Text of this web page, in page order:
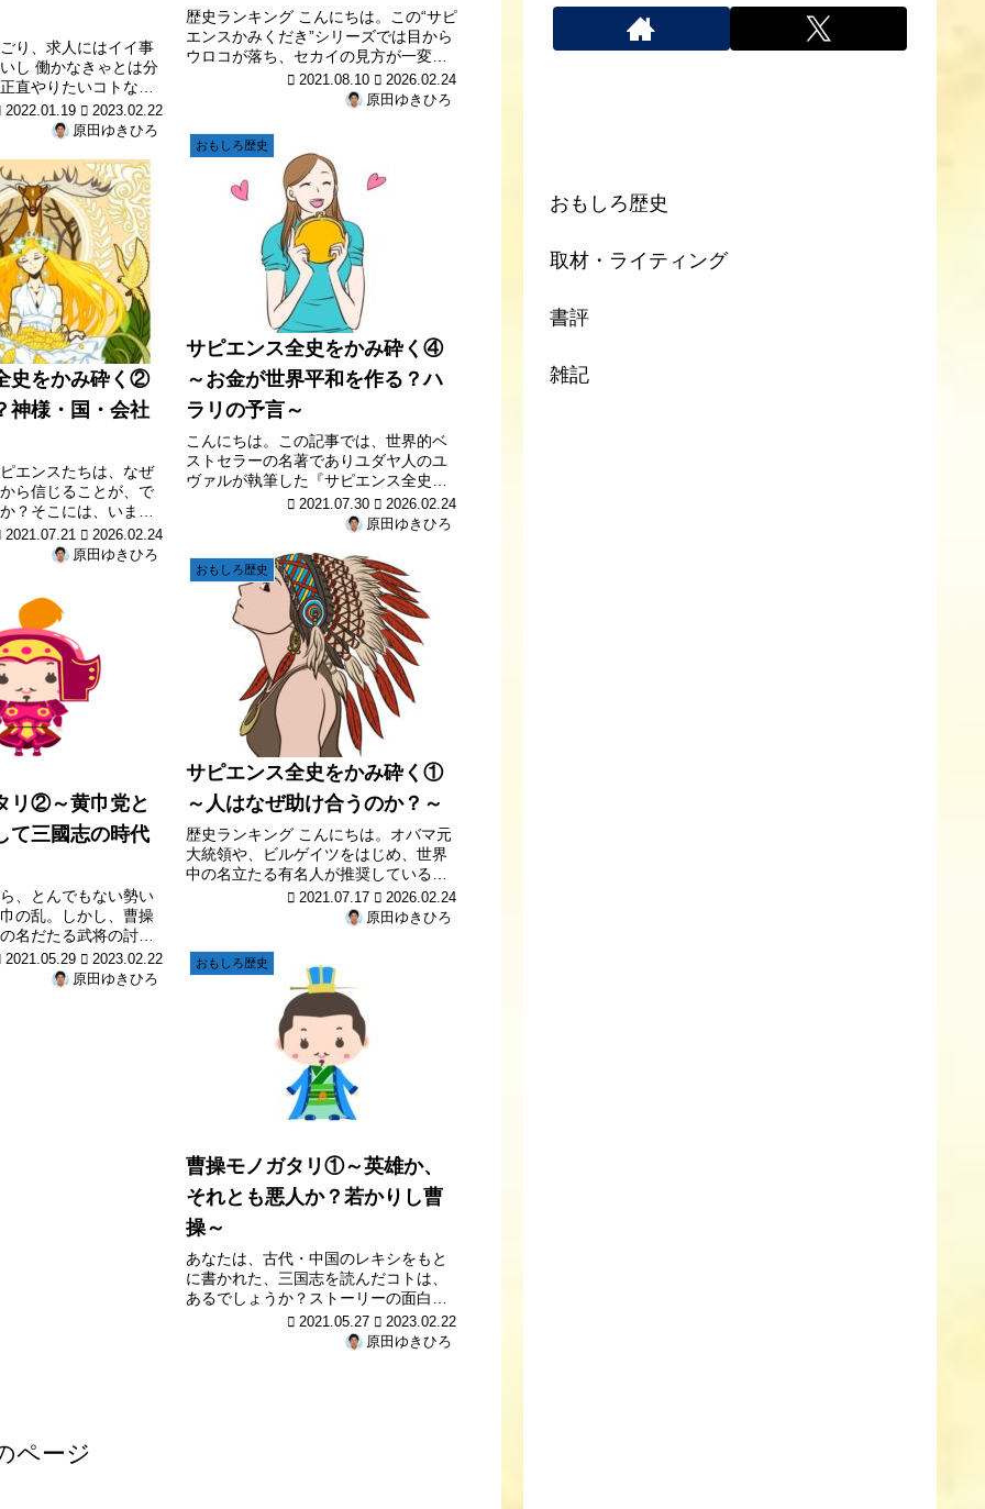
り、求人にはイイ事
し 働かなきゃとは分
直やりたいコトなん
学歴欄なんて、無け
あなたは就職のこと
身も、かつて仕事...
2022.01.19
2023.02.22
原田ゆきひろ
歴史ランキング こんにちは。この“サピ
エンスかみくだき”シリーズでは目から
ウロコが落ち、セカイの見方が一変す
る名著、ユダヤ人のユヴァルが執筆し
た【サピエンス全史】をかみくだき、
お伝えして行く内容に、なります...
2021.08.10
2026.02.24
原田ゆきひろ
おもしろ歴史
サピエンス全史をかみ砕く④
～お金が世界平和を作る？ハ
ラリの予言～
こんにちは。この記事では、世界的ベ
ストセラーの名著でありユダヤ人のユ
ヴァルが執筆した『サピエンス全史』
の内容を咀嚼し、大切な部分を、かみ
くだいて、お伝えして行くといった、
以下よりご覧ください。 ≫サピエン...
2021.07.30
2026.02.24
原田ゆきひろ
史をかみ砕く②
神様・国・会社
エンスたちは、なぜ
ら信じることが、で
？そこには、いま私
イの、あらゆる存在
ツがありました。 な
2021.07.21
2026.02.24
原田ゆきひろ
おもしろ歴史
サピエンス全史をかみ砕く①
～人はなぜ助け合うのか？～
歴史ランキング こんにちは。オバマ元
大統領や、ビルゲイツをはじめ、世界
中の名立たる有名人が推奨している、
ベストセラーの名著『サピエンス全
史』について。 とくに大切な部分を抜
リー風に、お伝えして行くといった...
2021.07.17
2026.02.24
原田ゆきひろ
リ②～黄巾党と
て三國志の時代
、とんでもない勢い
の乱。しかし、曹操
名だたる武将の討伐
ーの病死もあり、
行きました。 前回≫
2021.05.29
2023.02.22
原田ゆきひろ
おもしろ歴史
曹操モノガタリ①～英雄か、
それとも悪人か？若かりし曹
操～
あなたは、古代・中国のレキシをもと
に書かれた、三国志を読んだコトは、
あるでしょうか？ストーリーの面白さ
や、登場人物の魅力から、いまはマン
ガやゲームで、親しんでいる人も、多
2021.05.27
2023.02.22
原田ゆきひろ
ページ
おもしろ歴史
取材・ライティング
書評
雑記